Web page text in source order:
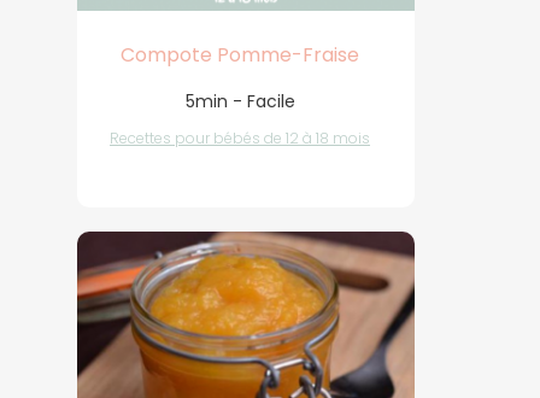
Compote Pomme-Fraise
5min - Facile
Recettes pour bébés de 12 à 18 mois